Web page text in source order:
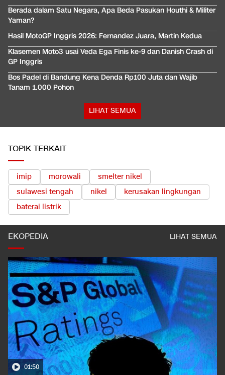
Berada dalam Satu Negara, Apa Beda Pasukan Houthi & Militer
Yaman?
Hasil MotoGP Inggris 2026: Fernandez Juara, Martin Kedua
Klasemen Moto3 usai Veda Ega Finis ke-9 dan Danish Crash di
GP Inggris
Bos Padel di Bandung Kena Denda Rp100 Juta dan Wajib
Tanam 1.000 Pohon
LIHAT SEMUA
TOPIK TERKAIT
imip morowali
smelter nikel
sulawesi tengah
nikel
kerusakan lingkungan
baterai listrik
EKOPEDIA LIHAT SEMUA
01:50